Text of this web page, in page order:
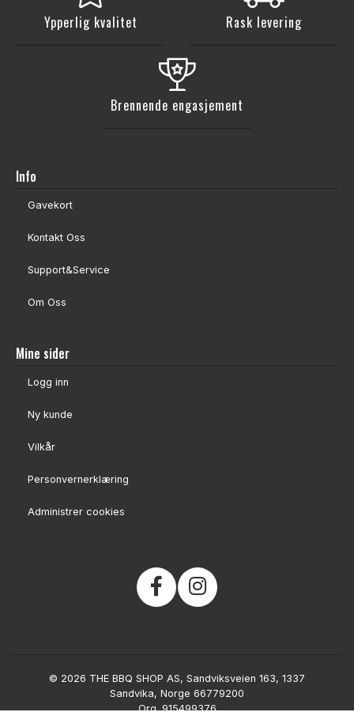
Ypperlig kvalitet Rask levering
Brennende engasjement
Info
Gavekort
Kontakt Oss
Support&Service
Om Oss
Mine sider
Logg inn
Ny kunde
Vilkår
Personvernerklæring
Administrer cookies
© 2026 THE BBQ SHOP AS, Sandviksveien 163, 1337
Sandvika, Norge 66779200
Org. 915499376